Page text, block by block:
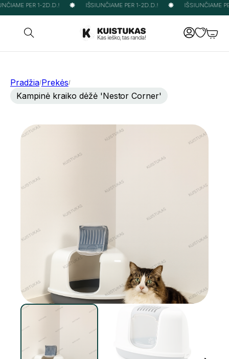
PER 1-2D.D.! IŠSIUNČIAME PER 1-2D.D.! IŠSIUNČIAME
Pradžia/Prekės/
Kampinė kraiko dėžė 'Nestor Corner'